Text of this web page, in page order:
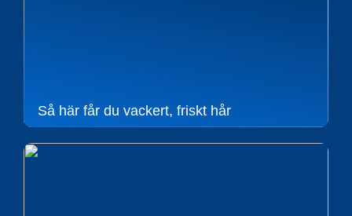
Så här får du vackert, friskt hår